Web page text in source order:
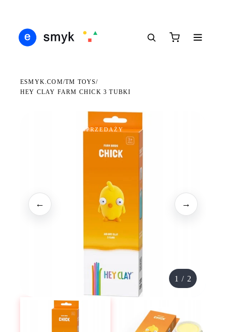
ESMYK.COM/TM TOYS/
HEY CLAY FARM CHICK 3 TUBKI
WKRÓTCE W SPRZEDAŻY
← →
1 / 2